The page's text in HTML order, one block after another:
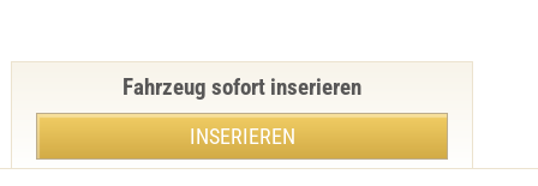
Fahrzeug sofort inserieren
INSERIEREN